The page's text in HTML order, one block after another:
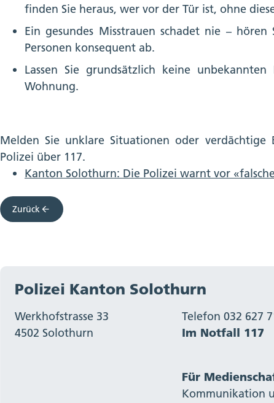
finden Sie heraus, wer vor der Tür ist, ohne
Ein gesundes Misstrauen schadet nie –
Personen konsequent ab.
Lassen Sie grundsätzlich keine
Wohnung.
Melden Sie unklare Situationen oder
Polizei über 117.
Kanton Solothurn: Die Polizei warnt vor
Zurück
Polizei Kanton Solothurn
Werkhofstrasse 33
4502 Solothurn
Telefon 032 627
Im Notfall 117
Für
Kommunikation